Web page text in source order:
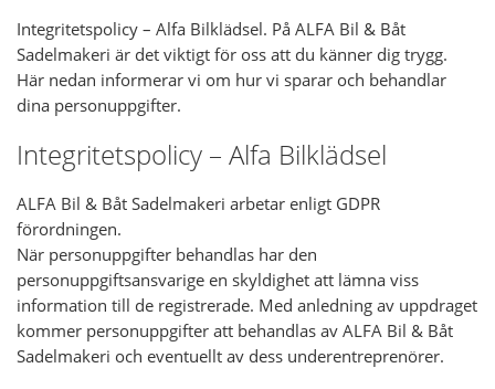
Integritetspolicy – Alfa Bilklädsel. På ALFA Bil & Båt
Sadelmakeri är det viktigt för oss att du känner dig trygg.
Här nedan informerar vi om hur vi sparar och behandlar
dina personuppgifter.
Integritetspolicy – Alfa Bilklädsel
ALFA Bil & Båt Sadelmakeri arbetar enligt GDPR
förordningen.
När personuppgifter behandlas har den
personuppgiftsansvarige en skyldighet att lämna viss
information till de registrerade. Med anledning av uppdraget
kommer personuppgifter att behandlas av ALFA Bil & Båt
Sadelmakeri och eventuellt av dess underentreprenörer.